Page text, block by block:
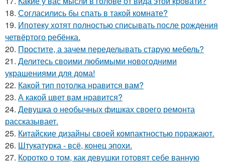
18. Согласились бы спать в такой комнате?
19. Ипотеку хотят полностью списывать после рождения
четвёртого ребёнка.
20. Простите, а зачем переделывать старую мебель?
21. Делитесь своими любимыми новогодними
украшениями для дома!
22. Какой тип потолка нравится вам?
23. А какой цвет вам нравится?
24. Девушка о необычных фишках своего ремонта
рассказывает.
25. Китайские дизайны своей компактностью поражают.
26. Штукатурка - всё, конец эпохи.
27. Коротко о том, как девушки готовят себе ванную